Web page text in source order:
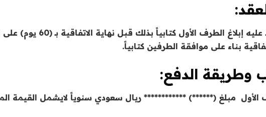
إذا رغب الطرف الثاني في
بناء على موافقة الطرفين كتابياً.
وطريقة الدفع:
الأول مبلغ (******) ************ ريال سعودي سنوياً لايشمل القيمة